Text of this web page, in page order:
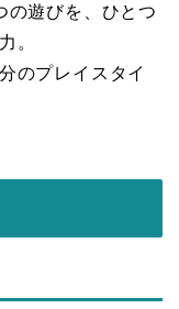
の遊びを、ひとつ
。
のプレイスタイ